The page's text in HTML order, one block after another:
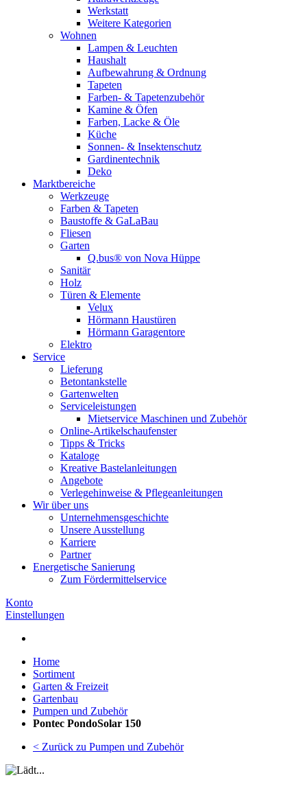
Werkstatt
Weitere Kategorien
Wohnen
Lampen & Leuchten
Haushalt
Aufbewahrung & Ordnung
Tapeten
Farben- & Tapetenzubehör
Kamine & Öfen
Farben, Lacke & Öle
Küche
Sonnen- & Insektenschutz
Gardinentechnik
Deko
Marktbereiche
Werkzeuge
Farben & Tapeten
Baustoffe & GaLaBau
Fliesen
Garten
Q.bus® von Nova Hüppe
Sanitär
Holz
Türen & Elemente
Velux
Hörmann Haustüren
Hörmann Garagentore
Elektro
Service
Lieferung
Betontankstelle
Gartenwelten
Serviceleistungen
Mietservice Maschinen und Zubehör
Online-Artikelschaufenster
Tipps & Tricks
Kataloge
Kreative Bastelanleitungen
Angebote
Verlegehinweise & Pflegeanleitungen
Wir über uns
Unternehmensgeschichte
Unsere Ausstellung
Karriere
Partner
Energetische Sanierung
Zum Fördermittelservice
Konto
Einstellungen
Home
Sortiment
Garten & Freizeit
Gartenbau
Pumpen und Zubehör
Pontec PondoSolar 150
< Zurück zu Pumpen und Zubehör